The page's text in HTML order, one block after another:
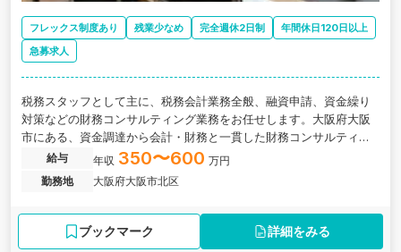
フレックス制度あり 残業少なめ 完全週休2日制
年間休日120日以上
急募求人
税務スタッフとして主に、税務会計業務全般、融資申請、資金繰り
対策などの財務コンサルティング業務をお任せします。大阪府大阪
市にある、資金調達から会計・財務と一貫した財務コンサルティン
グを行う税理士法人の求人です。
給与 年収 350〜600 万円
勤務地
大阪府大阪市北区
ブックマーク 詳細をみる